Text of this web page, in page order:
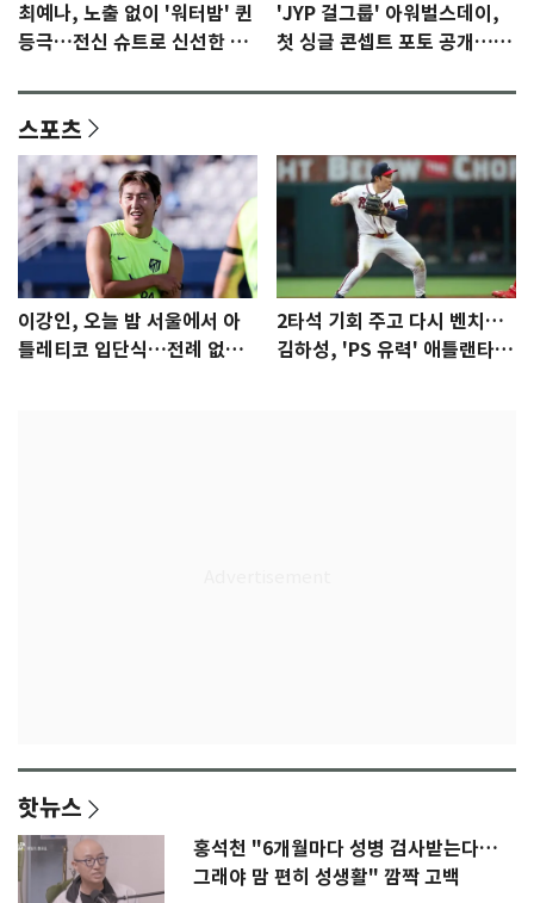
최예나, 노출 없이 '워터밤' 퀸
등극…전신 슈트로 신선한 충
'JYP 걸그룹' 아워벌스데이,
첫 싱글 콘셉트 포토 공개…청
스포츠
이강인, 오늘 밤 서울에서 아
틀레티코 입단식…전례 없는
2타석 기회 주고 다시 벤치…
김하성, 'PS 유력' 애틀랜타에
핫뉴스
홍석천 "6개월마다 성병 검사받는다…
그래야 맘 편히 성생활" 깜짝 고백